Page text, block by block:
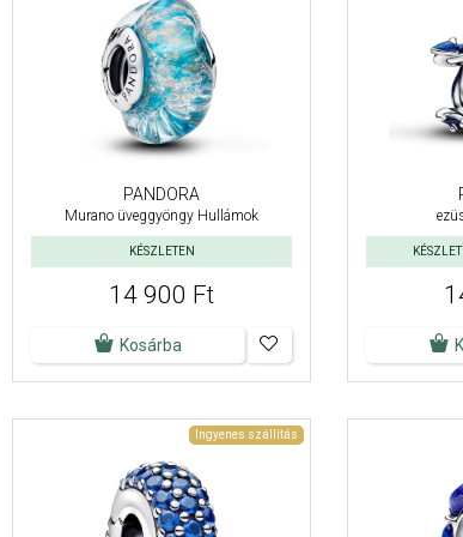
PANDORA
Murano üveggyöngy Hullámok
KÉSZLETEN
14 900 Ft
Kosárba
Ingyenes szállítás